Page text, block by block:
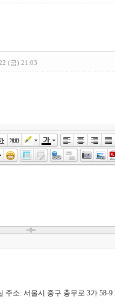
(금) 21:03
주소: 서울시 중구 충무로 3가